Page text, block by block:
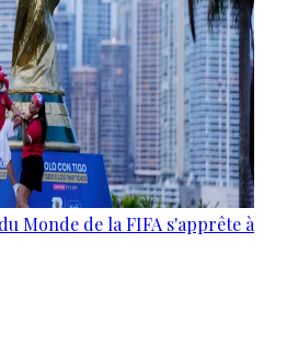
Monde de la FIFA s'apprête à